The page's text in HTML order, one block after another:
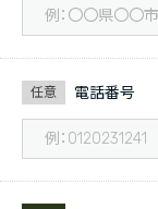
任意 電話番号